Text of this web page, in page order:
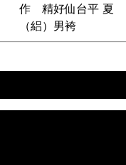
作 精好仙台平 夏
（絽）男袴